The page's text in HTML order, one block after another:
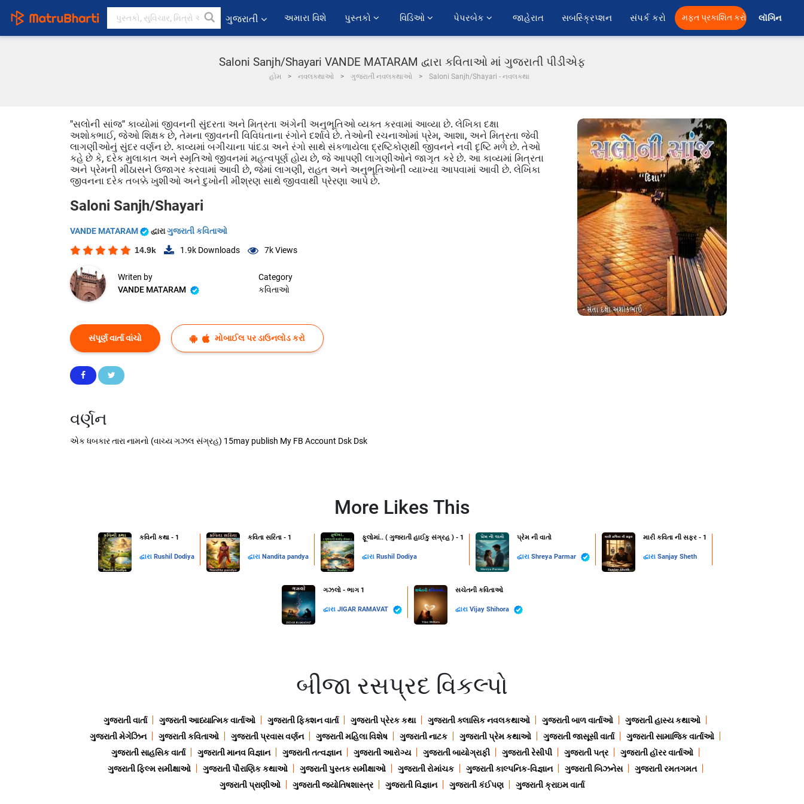
ગુજરાતી અમારા વિશે પુસ્તકો વિડિઓ પેપરબેક જાહેરાત સબસ્ક્રિપ્શન સંપર્ક કરો મફત પ્રકાશિત કરો લૉગિન
Saloni Sanjh/Shayari VANDE MATARAM દ્વારા કવિતાઓ માં ગુજરાતી પીડીએફ
હોમ નવલકથાઓ ગુજરાતી નવલકથાઓ Saloni Sanjh/Shayari - નવલકથા
"સલોની સાંજ" કાવ્યોમાં જીવનની સુંદરતા અને મિત્રતા અંગેની અનુભૂતિઓ વ્યક્ત કરવામાં આવ્યા છે. લેખિકા દક્ષા
અશોકભાઈ, જેઓ શિક્ષક છે, તેમના જીવનની વિવિધતાના રંગોને દર્શાવે છે. તેઓની રચનાઓમાં પ્રેમ, આશા, અને મિત્રતા જેવી
લાગણીઓનું સુંદર વર્ણન છે. કાવ્યમાં બગીચાના પાંદડા અને રંગો સાથે સંકળાયેલા દ્રષ્ટિકોણથી જીવનને નવી દૃષ્ટિ મળે છે. તેઓ
કહે છે કે, દરેક મુલાકાત અને સ્મૃતિઓ જીવનમાં મહત્વપૂર્ણ હોય છે, જે આપણી લાગણીઓને જાગૃત કરે છે. આ કાવ્યમાં મિત્રતા
અને પ્રેમની મીઠાસને ઉજાગર કરવામાં આવી છે, જેમાં લાગણી, રાહત અને અનુભૂતિઓની વ્યાખ્યા આપવામાં આવી છે. લેખિકા
જીવનના દરેક તબક્કે ખુશીઓ અને દુખોની મીશ્રણ સાથે જીવવાથી પ્રેરણા આપે છે.
Saloni Sanjh/Shayari
VANDE MATARAM દ્વારાગુજરાતી કવિતાઓ
14.9k 1.9k Downloads 7kViews
Writen by
VANDE MATARAM
Category
કવિતાઓ
સંપૂર્ણ વાર્તા વાંચો મોબાઈલ પર ડાઉનલોડ કરો
વર્ણન
એક ધબકાર તારા નામનો (વાચ્ય ગઝલ સંગ્રહ) 15may publish My FB Account Dsk Dsk
More Likes This
કવિની કથા - 1
દ્વારા Rushil Dodiya
કવિતા સરિતા - 1
દ્વારા Nandita pandya
ફૂલોમાં.. ( ગુજરાતી હાઈકુ સંગ્રહ ) - 1
દ્વારા Rushil Dodiya
પ્રેમ ની વાતો
દ્વારા Shreya Parmar
મારી કવિતા ની સફર - 1
દ્વારા Sanjay Sheth
ગઝલો - ભાગ 1
દ્વારા JIGAR RAMAVAT
સચેતની કવિતાઓ
દ્વારા Vijay Shihora
બીજા રસપ્રદ વિકલ્પો
ગુજરાતી વાર્તા ગુજરાતી આધ્યાત્મિક વાર્તાઓ ગુજરાતી ફિક્શન વાર્તા ગુજરાતી પ્રેરક કથા ગુજરાતી ક્લાસિક નવલકથાઓ ગુજરાતી બાળ વાર્તાઓ
ગુજરાતી હાસ્ય કથાઓ
ગુજરાતી મેગેઝિન
ગુજરાતી કવિતાઓ ગુજરાતી પ્રવાસ વર્ણન ગુજરાતી મહિલા વિશેષ ગુજરાતી નાટક ગુજરાતી પ્રેમ કથાઓ ગુજરાતી જાસૂસી વાર્તા
ગુજરાતી સામાજિક વાર્તાઓ
ગુજરાતી સાહસિક વાર્તા
ગુજરાતી માનવ વિજ્ઞાન ગુજરાતી તત્વજ્ઞાન ગુજરાતી આરોગ્ય ગુજરાતી બાયોગ્રાફી ગુજરાતી રેસીપી ગુજરાતી પત્ર
ગુજરાતી હૉરર વાર્તાઓ
ગુજરાતી ફિલ્મ સમીક્ષાઓ
ગુજરાતી પૌરાણિક કથાઓ ગુજરાતી પુસ્તક સમીક્ષાઓ ગુજરાતી રોમાંચક ગુજરાતી કાલ્પનિક-વિજ્ઞાન ગુજરાતી બિઝનેસ
ગુજરાતી રમતગમત
ગુજરાતી પ્રાણીઓ
ગુજરાતી જ્યોતિષશાસ્ત્ર ગુજરાતી વિજ્ઞાન ગુજરાતી કંઈપણ ગુજરાતી ક્રાઇમ વાર્તા